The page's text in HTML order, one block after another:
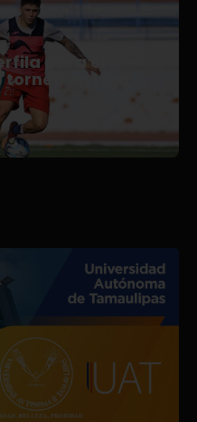
para el
en Liga